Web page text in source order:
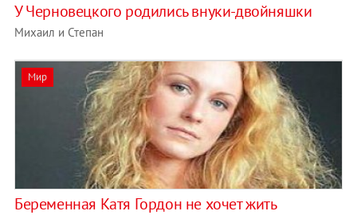
У Черновецкого родились внуки-двойняшки
Михаил и Степан
Мир
Беременная Катя Гордон не хочет жить